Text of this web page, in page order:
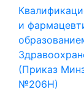
и
(Приказ
№206Н)